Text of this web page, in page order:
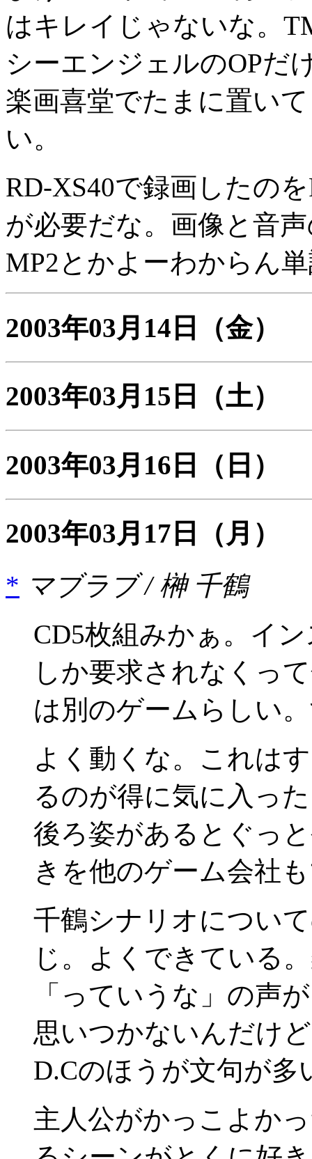
はキレイじゃないな。
シーエンジェルのOPだ
楽画喜堂でたまに置い
い。
RD-XS40で録画したの
が必要だな。画像と音
MP2とかよーわからん
2003年03月14日 （金）
2003年03月15日 （土）
2003年03月16日 （日）
2003年03月17日
（月）
* マブラブ / 榊 千鶴
CD5枚組みかぁ。イ
しか要求されなくっ
は別のゲームらしい
よく動くな。これは
るのが得に気に入っ
後ろ姿があるとぐっ
きを他のゲーム会社
千鶴シナリオについ
じ。よくできている
「っていうな」の声
思いつかないんだけ
D.Cのほうが文句が
主人公がかっこよか